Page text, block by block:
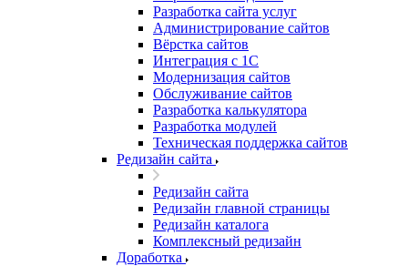
Разработка сайта услуг
Администрирование сайтов
Вёрстка сайтов
Интеграция с 1С
Модернизация сайтов
Обслуживание сайтов
Разработка калькулятора
Разработка модулей
Техническая поддержка сайтов
Редизайн сайта
Редизайн сайта
Редизайн главной страницы
Редизайн каталога
Комплексный редизайн
Доработка